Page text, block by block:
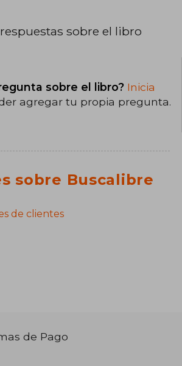
sobre el libro
sobre el libro? Inicia
agregar tu propia pregunta.
sobre Buscalibre
de clientes
de Pago